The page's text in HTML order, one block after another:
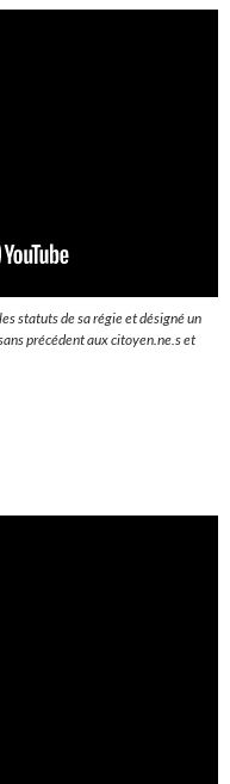
statuts de sa régie et désigné un
précédent aux citoyen.ne.s et